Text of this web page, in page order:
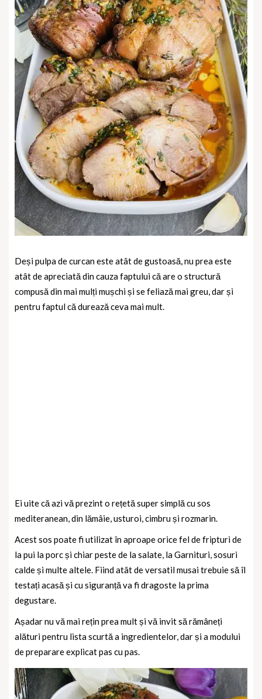
Deși pulpa de curcan este atât de gustoasă, nu prea este
atât de apreciată din cauza faptului că are o structură
compusă din mai mulți mușchi și se feliază mai greu, dar și
pentru faptul că durează ceva mai mult.
Ei uite că azi vă prezint o rețetă super simplă cu sos
mediteranean, din lămâie, usturoi, cimbru și rozmarin.
Acest sos poate fi utilizat în aproape orice fel de fripturi de
la pui la porc și chiar peste de la salate, la Garnituri, sosuri
calde și multe altele. Fiind atât de versatil musai trebuie să îl
testați acasă și cu siguranță va fi dragoste la prima
degustare.
Așadar nu vă mai rețin prea mult și vă invit să rămâneți
alături pentru lista scurtă a ingredientelor, dar și a modului
de preparare explicat pas cu pas.